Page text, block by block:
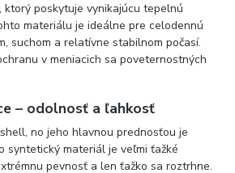
ktorý poskytuje vynikajúcu tepelnú
materiálu je ideálne pre celodennú
suchom a relatívne stabilnom počasí.
v meniacich sa poveternostných
– odolnosť a ľahkosť
no jeho hlavnou prednosťou je
syntetický materiál je veľmi ťažké
pevnosť a len ťažko sa roztrhne.